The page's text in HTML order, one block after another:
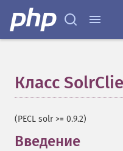
Класс
(PECL solr >= 0.9.2)
Введение